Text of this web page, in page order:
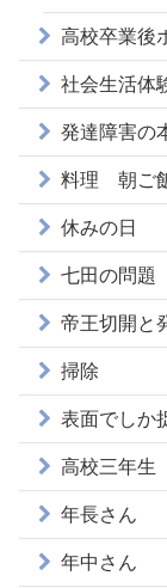
高校卒業後
社会生活体
発達障害の
料理 朝ご
休みの日
七田の問題
帝王切開と
掃除
表面でしか
高校三年生
年長さん
年中さん